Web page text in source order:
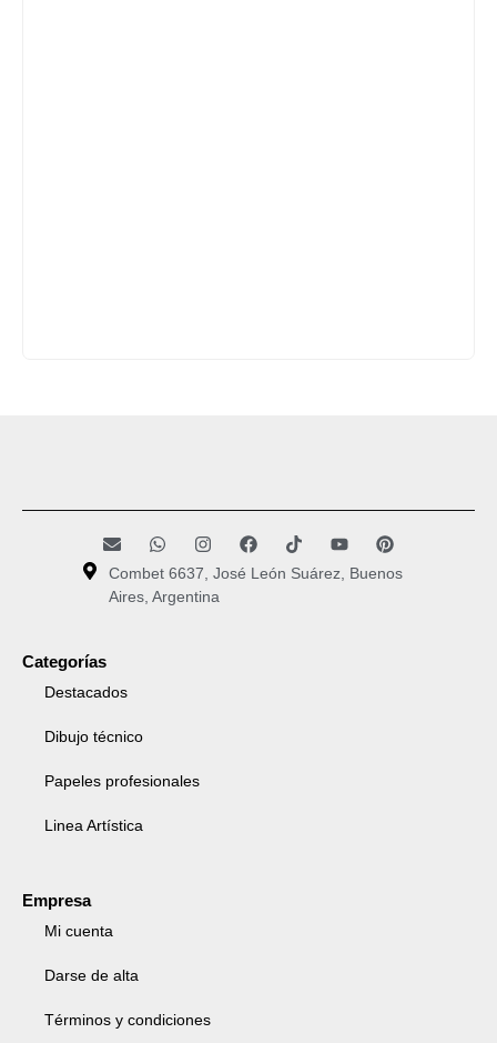
Combet 6637, José León Suárez, Buenos
Aires, Argentina
Categorías
Destacados
Dibujo técnico
Papeles profesionales
Linea Artística
Empresa
Mi cuenta
Darse de alta
Términos y condiciones